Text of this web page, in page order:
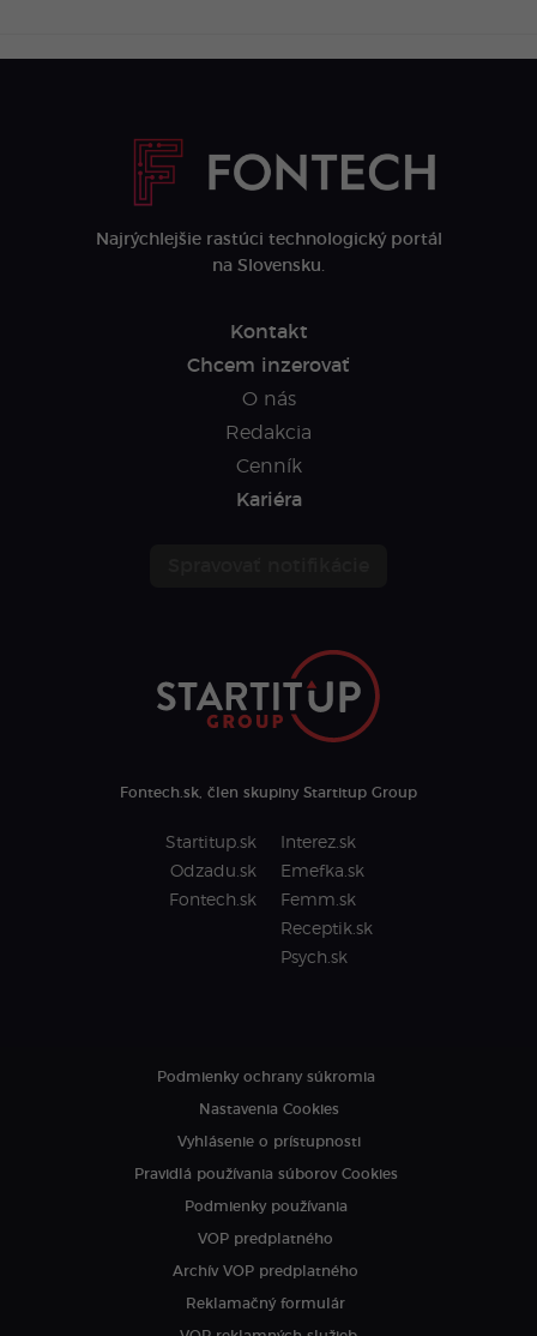
Najrýchlejšie rastúci technologický portál
na Slovensku.
Kontakt
Chcem inzerovať
O nás
Redakcia
Cenník
Kariéra
Fontech.sk, člen skupiny Startitup Group
Startitup.sk
Odzadu.sk
Fontech.sk
Interez.sk
Emefka.sk
Femm.sk
Receptik.sk
Psych.sk
Podmienky ochrany súkromia
Nastavenia Cookies
Vyhlásenie o prístupnosti
Pravidlá používania súborov Cookies
Podmienky používania
VOP predplatného
Archív VOP predplatného
Reklamačný formulár